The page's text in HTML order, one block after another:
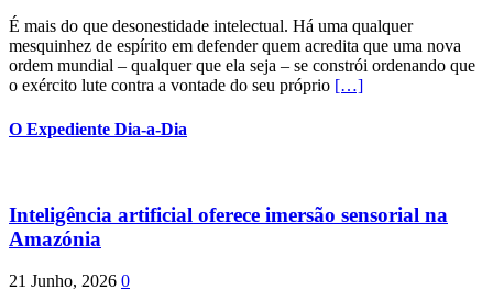
É mais do que desonestidade intelectual. Há uma qualquer
mesquinhez de espírito em defender quem acredita que uma nova
ordem mundial – qualquer que ela seja – se constrói ordenando que
o exército lute contra a vontade do seu próprio […]
O Expediente Dia-a-Dia
Inteligência artificial oferece imersão sensorial na
Amazónia
21 Junho, 2026 0